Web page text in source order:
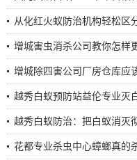
从化红火蚁防治机构轻松区
增城害虫消杀公司教你怎样
增城除四害公司厂房仓库应
越秀白蚁预防站益伦专业灭
越秀白蚁防治：把白蚁消灭
花都专业杀虫中心蟑螂真的